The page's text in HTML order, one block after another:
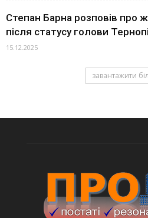
Степан Барна розповів про
після статусу голови
15.12.2025
завантажити